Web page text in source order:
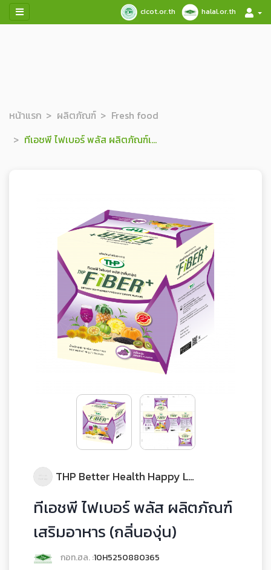
cicot.or.th halal.or.th
หน้าแรก ผลิตภัณฑ์
Fresh food
ทีเอชพี ไฟเบอร์ พลัส ผลิตภัณฑ์เสริมอาหาร (กลิ่นองุ่น)
THP Better Health Happy Life
ทีเอชพี ไฟเบอร์ พลัส ผลิตภัณฑ์
เสริมอาหาร (กลิ่นองุ่น)
กอท.ฮล. :10H5250880365